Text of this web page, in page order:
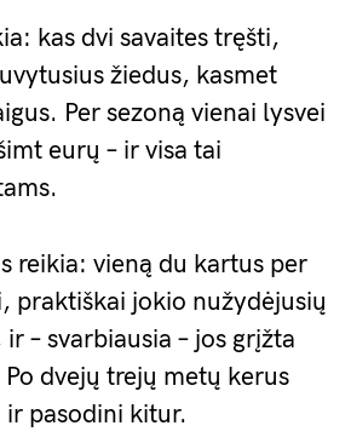
kas dvi savaites tręšti,
žiedus, kasmet
Per sezoną vienai lysvei
eurų – ir visa tai
reikia: vieną du kartus per
praktiškai jokio nužydėjusių
– svarbiausia – jos grįžta
dvejų trejų metų kerus
pasodini kitur.